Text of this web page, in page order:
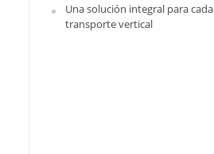
Una solución integral para
transporte vertical